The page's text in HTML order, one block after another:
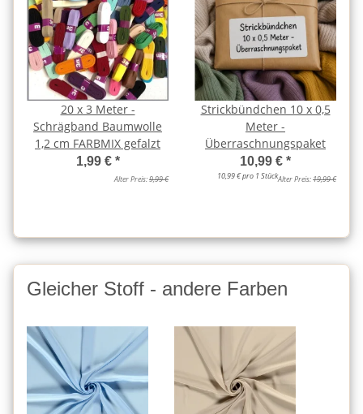
20 x 3 Meter -
Schrägband Baumwolle
1,2 cm FARBMIX gefalzt
1,99 € *
Alter Preis:9,99 €
Strickbündchen 10 x 0,5
Meter -
Überraschnungspaket
10,99 € *
10,99 € pro 1 StückAlter Preis:19,99 €
Gleicher Stoff - andere Farben